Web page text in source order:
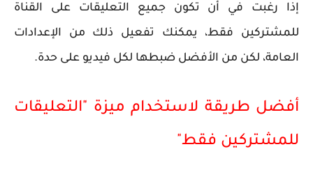
إذا رغبت في أن تكون جميع التعليقات على القناة
للمشتركين فقط، يمكنك تفعيل ذلك من الإعدادات
العامة، لكن من الأفضل ضبطها لكل فيديو على حدة.
أفضل طريقة لاستخدام ميزة "التعليقات
للمشتركين فقط"